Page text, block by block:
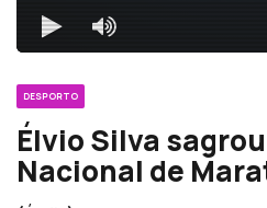
DESPORTO
Élvio Silva
Nacional de